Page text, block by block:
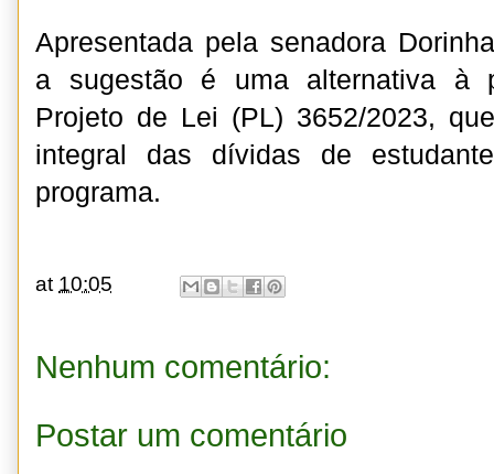
Apresentada pela senadora
a sugestão é uma alternativa à
Projeto de Lei (PL) 3652/2023,
integral das dívidas de
programa.
at 10:05
Nenhum comentário:
Postar um comentário